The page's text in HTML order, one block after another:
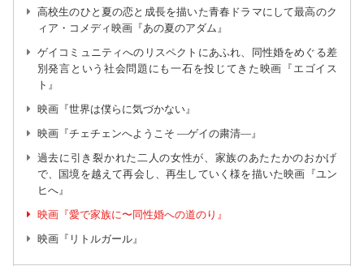
高校生のひと夏の恋と成長を描いた青春ドラマにして最高のク
ィア・コメディ映画『あの夏のアダム』
ゲイコミュニティへのリスペクトにあふれ、同性婚をめぐる差
別発言という社会問題にも一石を投じてきた映画『エゴイス
ト』
映画『世界は僕らに気づかない』
映画『チェチェンへようこそ ―ゲイの粛清―』
過去に引き裂かれた二人の女性が、家族のあたたかのおかげ
で、国境を越えて再会し、再生していく様を描いた映画『ユン
ヒへ』
映画『愛で家族に〜同性婚への道のり』
映画『リトルガール』